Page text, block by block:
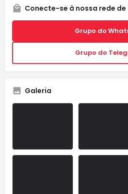
Conecte-se à nossa rede
Grupo do
Grupo do
Galeria